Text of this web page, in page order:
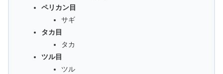
ペリカン目
サギ
タカ目
タカ
ツル目
ツル